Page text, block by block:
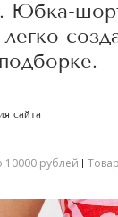
Юбка-
сайта
10000 рублей